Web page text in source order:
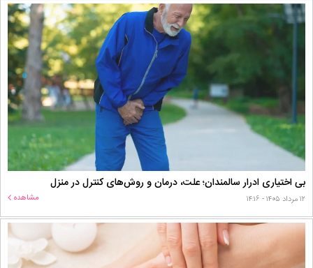
بی اختیاری ادرار سالمندان؛ علت، درمان و روش‌های کنترل در منزل
۱۲ مرداد ۱۴۰۵ - ۱۴:۱۶ مشاهده